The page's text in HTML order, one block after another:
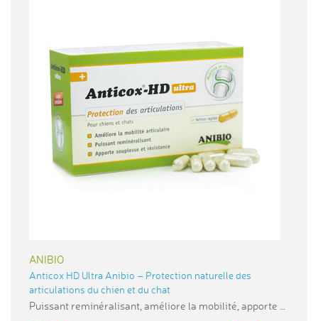
ANIBIO
Anticox HD Ultra Anibio – Protection naturelle des
articulations du chien et du chat
Puissant reminéralisant, améliore la mobilité, apporte